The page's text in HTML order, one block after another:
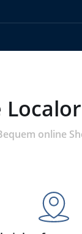
online